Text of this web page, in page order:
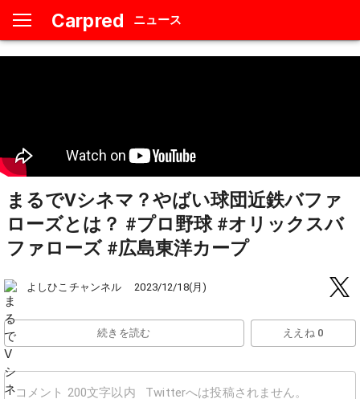
Carpred ニュース
まるでVシネマ？やばい球団近鉄バファ
ローズとは？ #プロ野球 #オリックスバ
ファローズ #広島東洋カープ
よしひこチャンネル 2023/12/18(月)
続きを読む ええね 0